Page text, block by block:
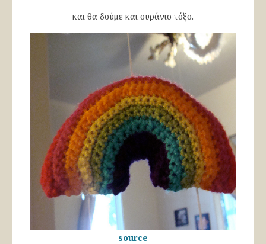
και θα δούμε και ουράνιο τόξο.
source